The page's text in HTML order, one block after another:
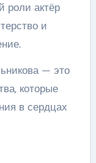
роли актёр
и
— это
которые
в сердцах